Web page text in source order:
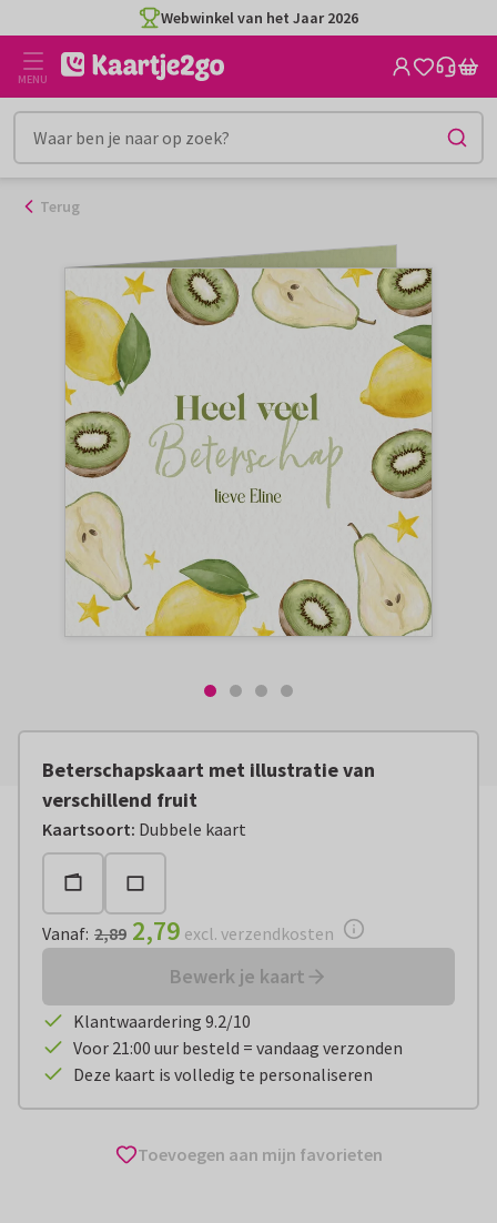
naar
inhoud
Webwinkel van het Jaar 2026
MENU
Terug
Beterschapskaart met illustratie van
verschillend fruit
Kaartsoort: Dubbele kaart
Vanaf:€ 2,79 excl. verzendkosten
Vanaf: 2,89 2,79 excl. verzendkosten
Bewerk je kaart
Klantwaardering 9.2/10
Voor 21:00 uur besteld = vandaag verzonden
Deze kaart is volledig te personaliseren
Toevoegen aan mijn favorieten